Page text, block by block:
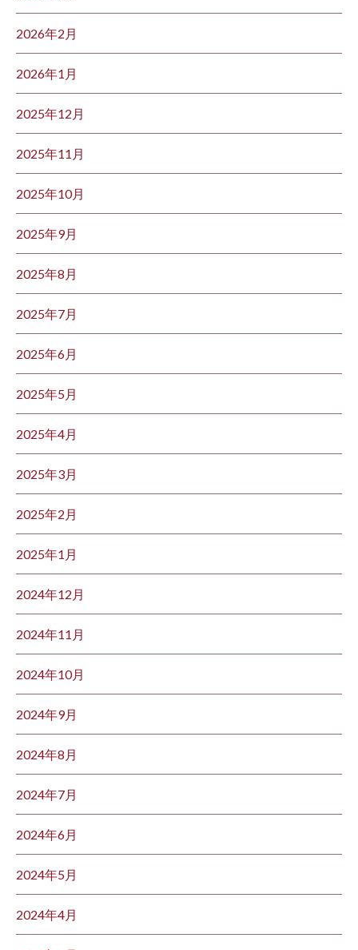
2026年2月
2026年1月
2025年12月
2025年11月
2025年10月
2025年9月
2025年8月
2025年7月
2025年6月
2025年5月
2025年4月
2025年3月
2025年2月
2025年1月
2024年12月
2024年11月
2024年10月
2024年9月
2024年8月
2024年7月
2024年6月
2024年5月
2024年4月